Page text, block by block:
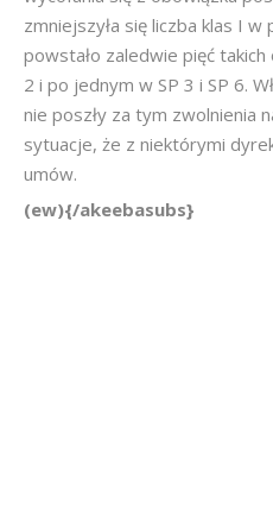
zmniejszyła się liczba klas I
powstało zaledwie pięć
2 i po jednym w SP 3 i SP 6.
nie poszły za tym zwolnienia
sytuacje, że z niektórymi
umów.
(ew){/akeebasubs}